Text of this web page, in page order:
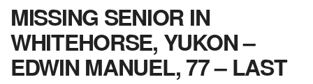
MISSING SENIOR IN
WHITEHORSE, YUKON –
EDWIN MANUEL, 77 – LAST